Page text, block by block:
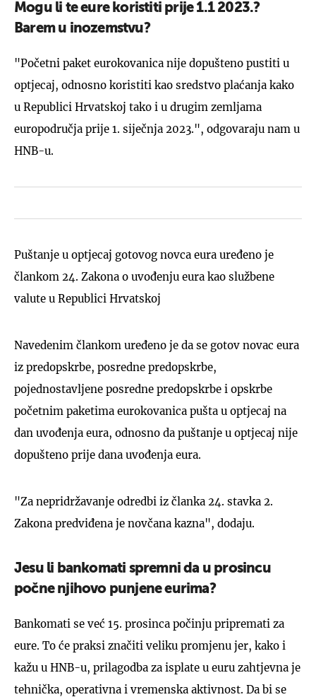
Mogu li te eure koristiti prije 1.1 2023.?
Barem u inozemstvu?
"Početni paket eurokovanica nije dopušteno pustiti u
optjecaj, odnosno koristiti kao sredstvo plaćanja kako
u Republici Hrvatskoj tako i u drugim zemljama
europodručja prije 1. siječnja 2023.", odgovaraju nam u
HNB-u.
Puštanje u optjecaj gotovog novca eura uređeno je
člankom 24. Zakona o uvođenju eura kao službene
valute u Republici Hrvatskoj
Navedenim člankom uređeno je da se gotov novac eura
iz predopskrbe, posredne predopskrbe,
pojednostavljene posredne predopskrbe i opskrbe
početnim paketima eurokovanica pušta u optjecaj na
dan uvođenja eura, odnosno da puštanje u optjecaj nije
dopušteno prije dana uvođenja eura.
"Za nepridržavanje odredbi iz članka 24. stavka 2.
Zakona predviđena je novčana kazna", dodaju.
Jesu li bankomati spremni da u prosincu
počne njihovo punjene eurima?
Bankomati se već 15. prosinca počinju pripremati za
eure. To će praksi značiti veliku promjenu jer, kako i
kažu u HNB-u, prilagodba za isplate u euru zahtjevna je
tehnička, operativna i vremenska aktivnost. Da bi se